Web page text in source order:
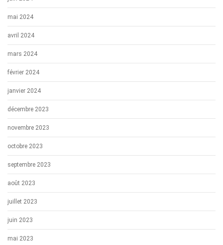
mai 2024
avril 2024
mars 2024
février 2024
janvier 2024
décembre 2023
novembre 2023
octobre 2023
septembre 2023
août 2023
juillet 2023
juin 2023
mai 2023